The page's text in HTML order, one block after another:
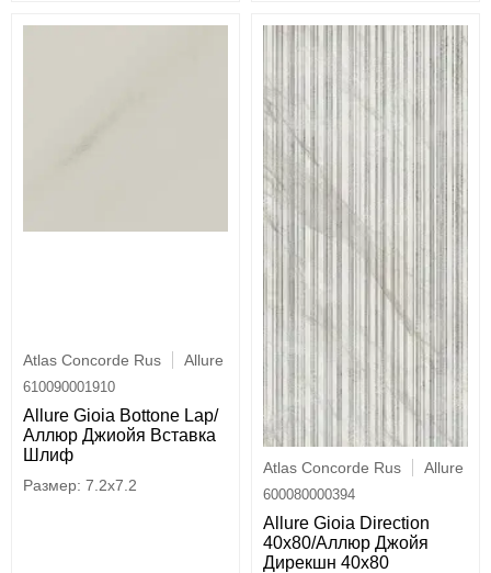
Atlas Concorde Rus Allure
610090001910
Allure Gioia Bottone Lap/
Аллюр Джиойя Вставка
Шлиф
7.2x7.2
Atlas Concorde Rus Allure
600080000394
Allure Gioia Direction
40x80/Аллюр Джойя
Дирекшн 40x80